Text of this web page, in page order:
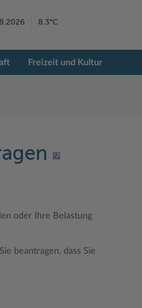
8.3°C
Freizeit und Kultur
oder Ihre Belastung
beantragen, dass Sie